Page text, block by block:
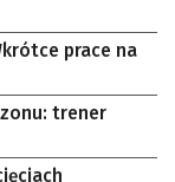
prace na
trener